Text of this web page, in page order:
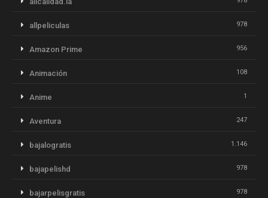
allpeliculas 978
Amazon Prime 956
Animación 108
Anime 1
Aventura 247
bajalogratis 1.146
bajapelishd 978
bajarpelisgratis 978